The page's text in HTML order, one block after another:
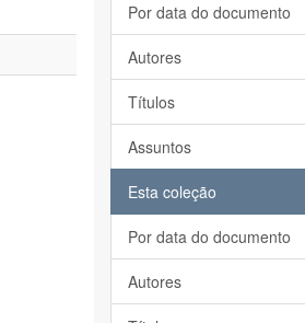
Por data do documento
Autores
Títulos
Assuntos
Esta coleção
Por data do documento
Autores